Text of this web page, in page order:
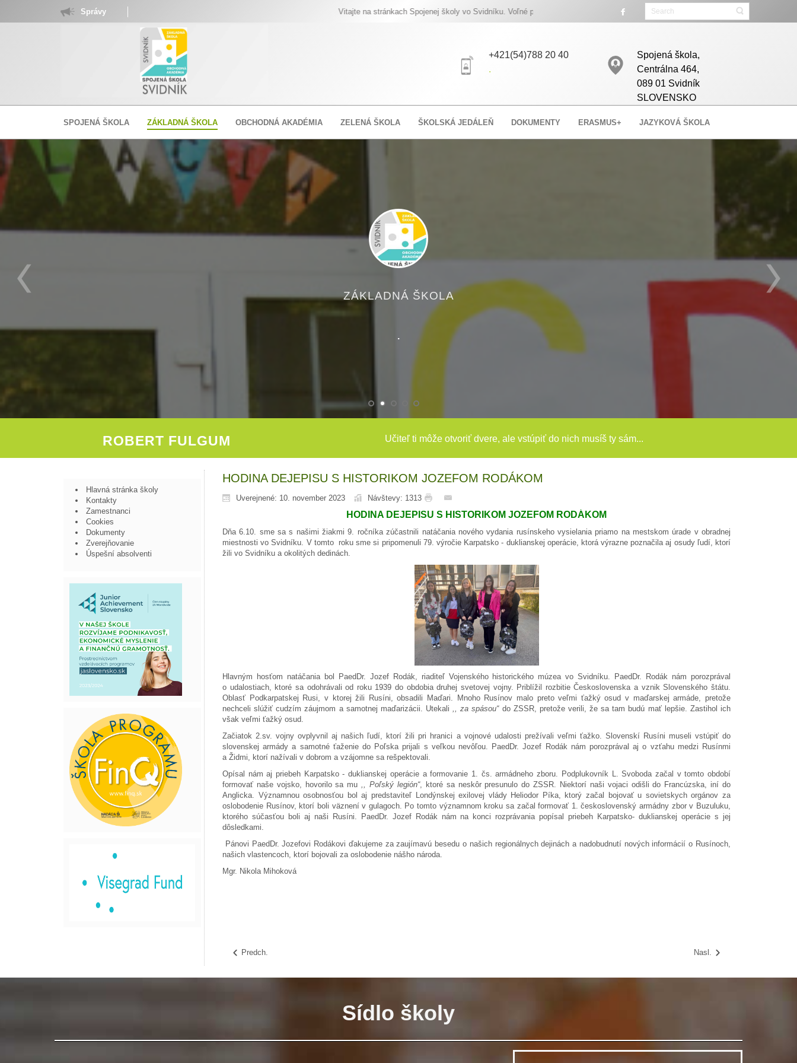
Správy Vitajte na stránkach Spojenej školy vo Svidníku. Voľné pracovné miesta.
Spojená škola,
Centrálna 464,
089 01 Svidník
SLOVENSKO
+421(54)788 20 40
.
SPOJENÁ ŠKOLA ZÁKLADNÁ ŠKOLA OBCHODNÁ AKADÉMIA ZELENÁ ŠKOLA ŠKOLSKÁ JEDÁLEŇ DOKUMENTY ERASMUS+ JAZYKOVÁ ŠKOLA
ZÁKLADNÁ ŠKOLA
.
ROBERT FULGUM Učiteľ ti môže otvoriť dvere, ale vstúpiť do nich musíš ty sám...
Hlavná stránka školy
Kontakty
Zamestnanci
Cookies
Dokumenty
Zverejňovanie
Úspešní absolventi
HODINA DEJEPISU S HISTORIKOM JOZEFOM RODÁKOM
Uverejnené: 10. november 2023 Návštevy: 1313
HODINA DEJEPISU S HISTORIKOM JOZEFOM RODÁKOM
Dňa 6.10. sme sa s našimi žiakmi 9. ročníka zúčastnili natáčania nového vydania rusínskeho vysielania priamo na mestskom úrade v obradnej
miestnosti vo Svidníku. V tomto roku sme si pripomenuli 79. výročie Karpatsko - duklianskej operácie, ktorá výrazne poznačila aj osudy ľudí, ktorí
žili vo Svidníku a okolitých dedinách.
Hlavným hosťom natáčania bol PaedDr. Jozef Rodák, riaditeľ Vojenského historického múzea vo Svidníku. PaedDr. Rodák nám porozprával
o udalostiach, ktoré sa odohrávali od roku 1939 do obdobia druhej svetovej vojny. Priblížil rozbitie Československa a vznik Slovenského štátu.
Oblasť Podkarpatskej Rusi, v ktorej žili Rusíni, obsadili Maďari. Mnoho Rusínov malo preto veľmi ťažký osud v maďarskej armáde, pretože
nechceli slúžiť cudzím záujmom a samotnej maďarizácii. Utekali
,, za spásou“do ZSSR, pretože verili, že sa tam budú mať lepšie. Zastihol ich
však veľmi ťažký osud.
Začiatok 2.sv. vojny ovplyvnil aj našich ľudí, ktorí žili pri hranici a vojnové udalosti prežívali veľmi ťažko. Slovenskí Rusíni museli vstúpiť do
slovenskej armády a samotné ťaženie do Poľska prijali s veľkou nevôľou. PaedDr. Jozef Rodák nám porozprával aj o vzťahu medzi Rusínmi
a Židmi, ktorí nažívali v dobrom a vzájomne sa rešpektovali.
Opísal nám aj priebeh Karpatsko - duklianskej operácie a formovanie 1. čs. armádneho zboru. Podplukovník L. Svoboda začal v tomto období
formovať naše vojsko, hovorilo sa mu
,, Poľský legión“, ktoré sa neskôr presunulo do ZSSR. Niektorí naši vojaci odišli do Francúzska, iní do
Anglicka. Významnou osobnosťou bol aj predstaviteľ Londýnskej exilovej vlády Heliodor Píka, ktorý začal bojovať u sovietskych orgánov za
oslobodenie Rusínov, ktorí boli väznení v gulagoch. Po tomto významnom kroku sa začal formovať 1. československý armádny zbor v Buzuluku,
ktorého súčasťou boli aj naši Rusíni. PaedDr. Jozef Rodák nám na konci rozprávania popísal priebeh Karpatsko- duklianskej operácie s jej
dôsledkami.
Pánovi PaedDr. Jozefovi Rodákovi ďakujeme za zaujímavú besedu o našich regionálnych dejinách a nadobudnutí nových informácií o Rusínoch,
našich vlastencoch, ktorí bojovali za oslobodenie nášho národa.
Mgr. Nikola Mihoková
Predch. Nasl.
Sídlo školy